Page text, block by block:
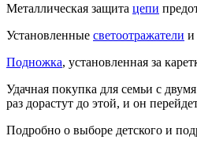
Металлическая защита цепи
Установленные светоотражатели и
Подножка, установленная за
Удачная покупка для семьи с
раз дорастут до этой, и он
Подробно о выборе детского и